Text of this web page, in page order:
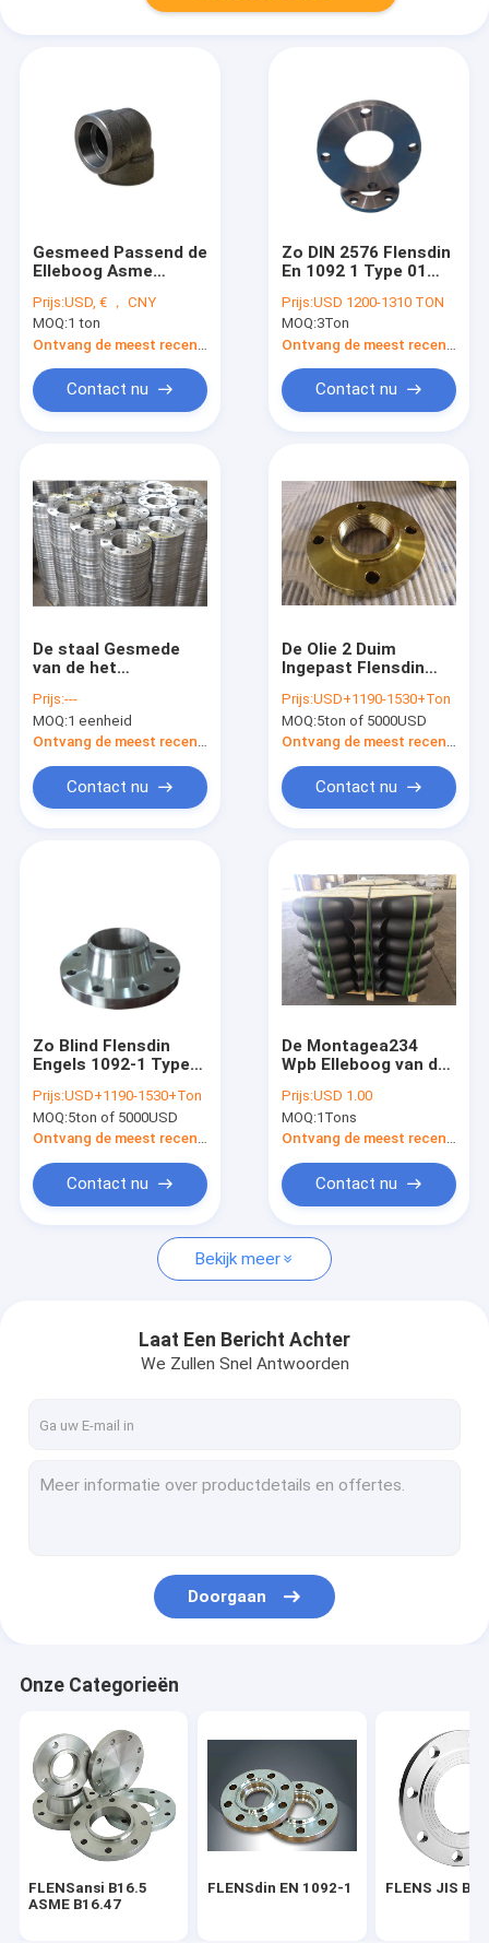
Ongeveer ons
Fabrieksreis
Nieuws
Gevallen
FLENSansi B16.5 ASME B16.47
FLENS JIS B2220
FLENSgost 33259
EN 10253 VAN DE PIJPmontage DIN
HET T-STUK VAN DE STAALpijp
Het Reductiemiddel van de staalpijp
Staalpijp GLB
FROGED-MONTAGE ASME B16.11
Gesmeed Passend de
Elleboog Asme
9000# van de 90
Graadcontactdoos
Prijs:USD, € ， CNY
MOQ:1 ton
Contact nu
Zo DIN 2576 Flensdin
En 1092 1 Type 01
Rst37.2 Pn10 Dn200
Prijs:USD 1200-1310 TON
MOQ:3Ton
Contact nu
De staal Gesmede
van de het
PN25 Vlakke Pijp en
Montagebs4504
Gost Jis Bs10 Sabs
Prijs:---
MOQ:1 eenheid
Ontvang de meest recente Prijs
Contact nu
De Olie 2 Duim
Ingepast Flensdin
13 DIN 2566 st37-2
van het roestbewijs
Prijs:USD+1190-1530+Ton
MOQ:5ton of 5000USD
Ontvang de meest recente Prijs
Contact nu
Zo Blind Flensdin
Engels 1092-1 Type
P250gh P245gh
P280gh
Prijs:USD+1190-1530+Ton
MOQ:5ton of 5000USD
Ontvang de meest recente Prijs
Contact nu
De Montagea234
Wpb Elleboog van de
Stuiklasse Pijp
Prijs:USD 1.00
MOQ:1Tons
Ontvang de meest recente Prijs
Contact nu
Bekijk meer
Laat Een Bericht Achter
We Zullen Snel Antwoorden
Doorgaan
Onze Categorieën
FLENSansi B16.5
ASME B16.47
FLENSdin EN 1092-1 FLENS JIS